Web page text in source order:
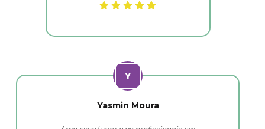
Yasmin Moura